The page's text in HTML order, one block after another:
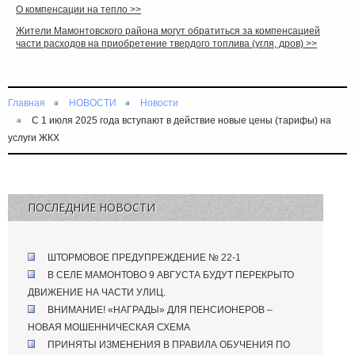
О компенсации на тепло >>
Жители Мамонтовского района могут обратиться за компенсацией
части расходов на приобретение твердого топлива (угля, дров) >>
Главная НОВОСТИ
Новости
С 1 июля 2025 года вступают в действие новые цены (тарифы) на
услуги ЖКХ
ПОСЛЕДНИЕ НОВОСТИ
ШТОРМОВОЕ ПРЕДУПРЕЖДЕНИЕ № 22-1
В СЕЛЕ МАМОНТОВО 9 АВГУСТА БУДУТ ПЕРЕКРЫТО
ДВИЖЕНИЕ НА ЧАСТИ УЛИЦ.
ВНИМАНИЕ! «НАГРАДЫ» ДЛЯ ПЕНСИОНЕРОВ –
НОВАЯ МОШЕННИЧЕСКАЯ СХЕМА
ПРИНЯТЫ ИЗМЕНЕНИЯ В ПРАВИЛА ОБУЧЕНИЯ ПО